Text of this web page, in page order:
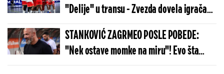
"Delije" u transu - Zvezda dovela igrača
Real Madrida!
STANKOVIĆ ZAGRMEO POSLE POBEDE:
"Nek ostave momke na miru"! Evo šta
kaže o isključenju golmana!